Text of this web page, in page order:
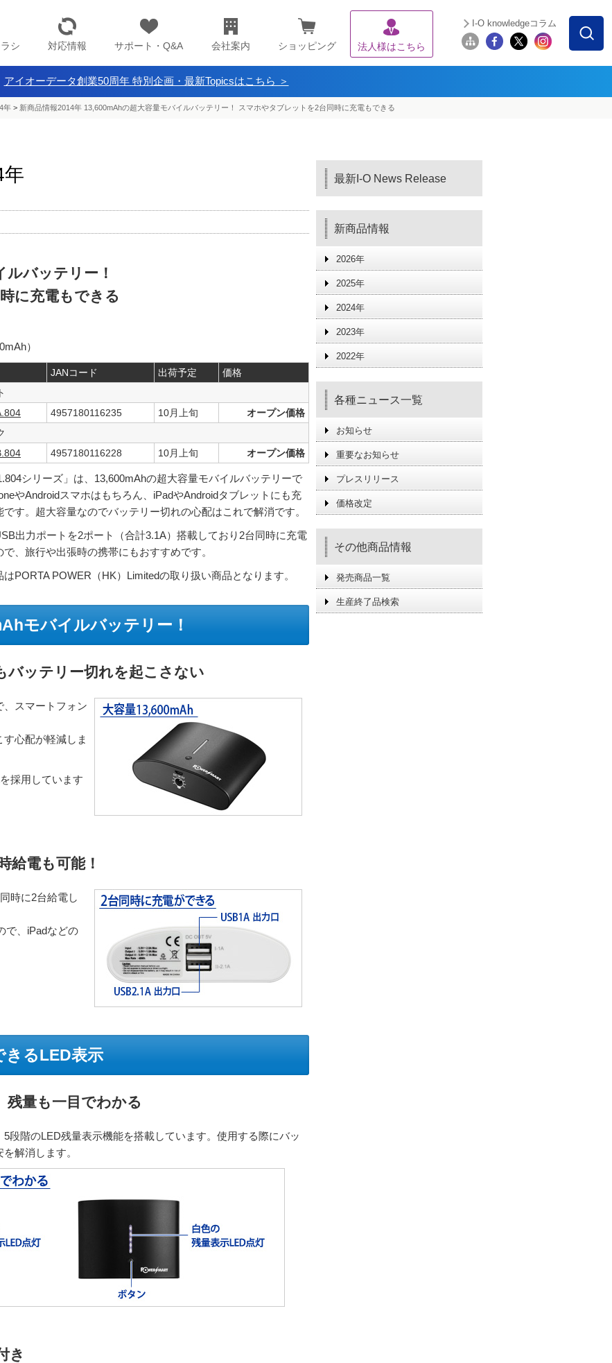
シ 対応情報 サポート・Q&A 会社案内 ショッピング 法人様はこちら
I-O knowledgeコラム
アイオーデータ創業50周年 特別企画・最新Topicsはこちら ＞
年 > 新商品情報2014年 13,600mAhの超大容量モバイルバッテリー！ スマホやタブレットを2台同時に充電もできる
年
バッテリー！
に充電もできる
）
JANコード 出荷予定
価格
4957180116235 10月上旬
オープン価格
4957180116228 10月上旬 オープン価格
シリーズ」は、13,600mAhの超大容量モバイルバッテリーで
やAndroidスマホはもちろん、iPadやAndroidタブレットにも充
です。超大容量なのでバッテリー切れの心配はこれで解消です。
出力ポートを2ポート（合計3.1A）搭載しており2台同時に充電
で、旅行や出張時の携帯にもおすすめです。
PORTA POWER（HK）Limitedの取り扱い商品となります。
モバイルバッテリー！
バッテリー切れを起こさない
、スマートフォン
心配が軽減しま
採用しています
給電も可能！
時に2台給電し
で、iPadなどの
きるLED表示
残量も一目でわかる
段階のLED残量表示機能を搭載しています。使用する際にバッ
解消します。
き
最新I-O News Release
新商品情報
2026年
2025年
2024年
2023年
2022年
各種ニュース一覧
お知らせ
重要なお知らせ
プレスリリース
価格改定
その他商品情報
発売商品一覧
生産終了品検索